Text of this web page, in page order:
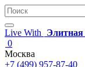
Live With
Элитная
0
Москва
+7 (499) 957-87-40